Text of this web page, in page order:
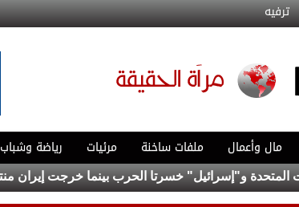
ترفيه
مال وأعمال ملفات ساخنة مرئيات رياضة وشباب
و"إسرائيل" خسرتا الحرب بينما خرجت إيران منتصرة